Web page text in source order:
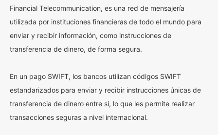
Financial Telecommunication, es una red de mensajería
utilizada por instituciones financieras de todo el mundo para
enviar y recibir información, como instrucciones de
transferencia de dinero, de forma segura.
En un pago SWIFT, los bancos utilizan códigos SWIFT
estandarizados para enviar y recibir instrucciones únicas de
transferencia de dinero entre sí, lo que les permite realizar
transacciones seguras a nivel internacional.